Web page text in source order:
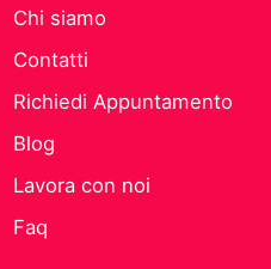
Chi siamo
Contatti
Richiedi Appuntamento
Blog
Lavora con noi
Faq